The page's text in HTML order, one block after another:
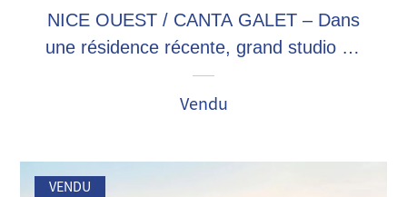
NICE OUEST / CANTA GALET – Dans
une résidence récente, grand studio de
32,62 m² avec terrasse, poss. parking !
Bail meublé en cours
Vendu
VENDU